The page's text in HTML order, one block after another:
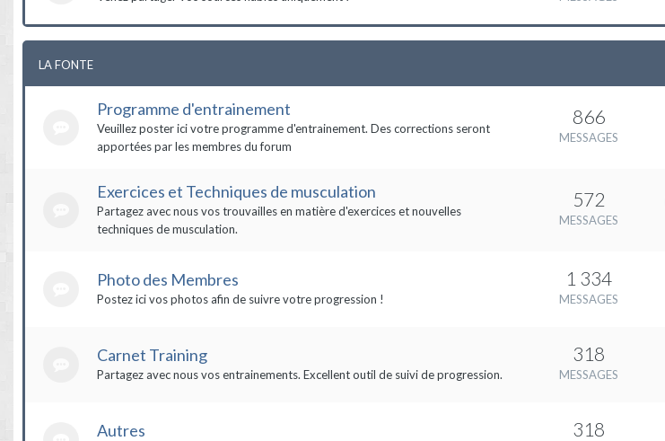
LA FONTE
Programme d'entrainement
Veuillez poster ici votre programme d'entrainement. Des corrections seront
apportées par les membres du forum
866
MESSAGES
Exercices et Techniques de musculation
Partagez avec nous vos trouvailles en matière d'exercices et nouvelles
techniques de musculation.
572
MESSAGES
Photo des Membres
Postez ici vos photos afin de suivre votre progression !
1 334
MESSAGES
Carnet Training
Partagez avec nous vos entrainements. Excellent outil de suivi de progression.
318
MESSAGES
Autres 318